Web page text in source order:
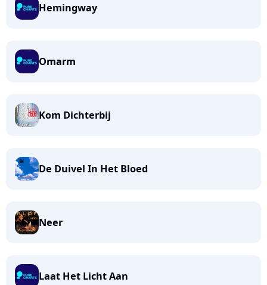
Hemingway
Omarm
Kom Dichterbij
De Duivel In Het Bloed
Neer
Laat Het Licht Aan